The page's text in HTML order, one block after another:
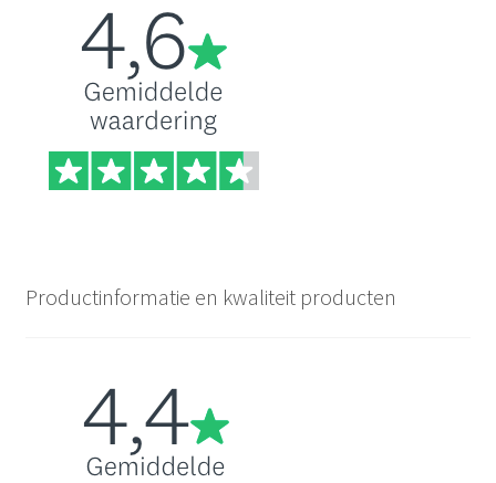
Productinformatie en kwaliteit producten